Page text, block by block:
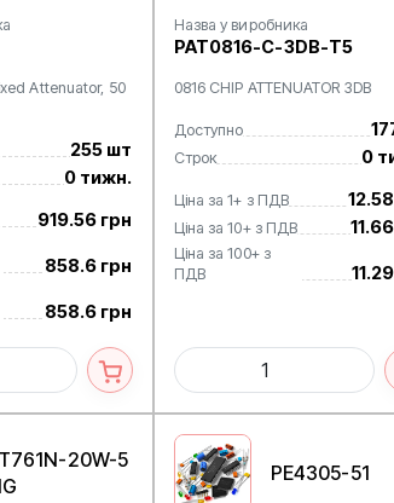
Attenuator, 50
255 шт
0 тижн.
919.56 грн
858.6 грн
858.6 грн
Назва у виробника
PAT0816-C-3DB-T5
0816 CHIP ATTENUATOR 3DB
Доступно
Строк 0
Ціна за 1+ з ПДВ
Ціна за 10+ з ПДВ
Ціна за 100+ з
ПДВ
20W-5
PE4305-51